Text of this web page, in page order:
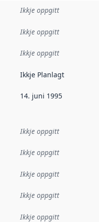
Ikkje oppgitt
:
Ikkje oppgitt
Ikkje oppgitt
:
Ikkje Planlagt
Denne datoen seier når
14. juni 1995
Ikkje oppgitt
Ikkje oppgitt
Ikkje oppgitt
Ikkje oppgitt
Ikkje oppgitt